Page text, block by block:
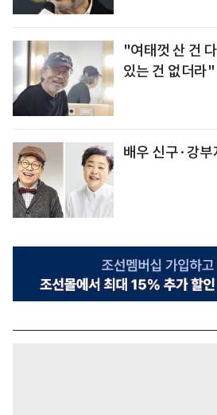
"여태껏 산 건
있는 건 없더라"
배우 신구·강